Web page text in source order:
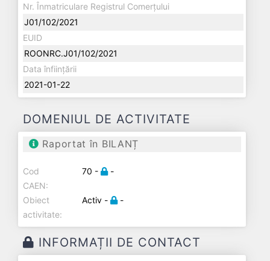
Nr. Înmatriculare Registrul Comerțului
J01/102/2021
EUID
ROONRC.J01/102/2021
Data înființării
2021-01-22
DOMENIUL DE ACTIVITATE
Raportat în BILANȚ
Cod
CAEN:
70 - -
Obiect
activitate:
Activ - -
INFORMAȚII DE CONTACT